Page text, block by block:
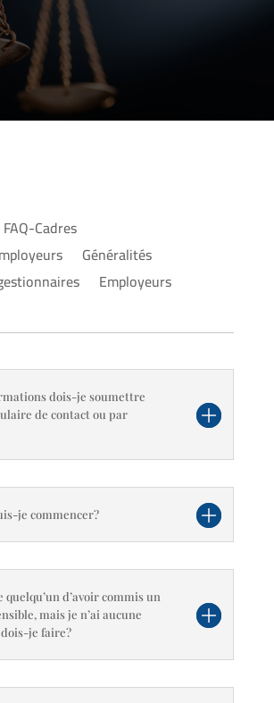
FAQ-Cadres
Généralités
Employeurs
dois-je soumettre
de contact ou par
je commencer?
quelqu’un d’avoir commis un
mais je n’ai aucune
je faire?